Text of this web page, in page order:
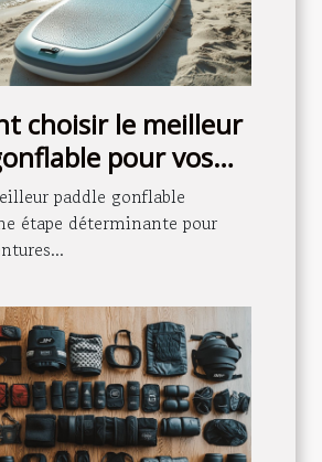
choisir le meilleur
pour vos
aquatiques ?
paddle gonflable
étape déterminante pour